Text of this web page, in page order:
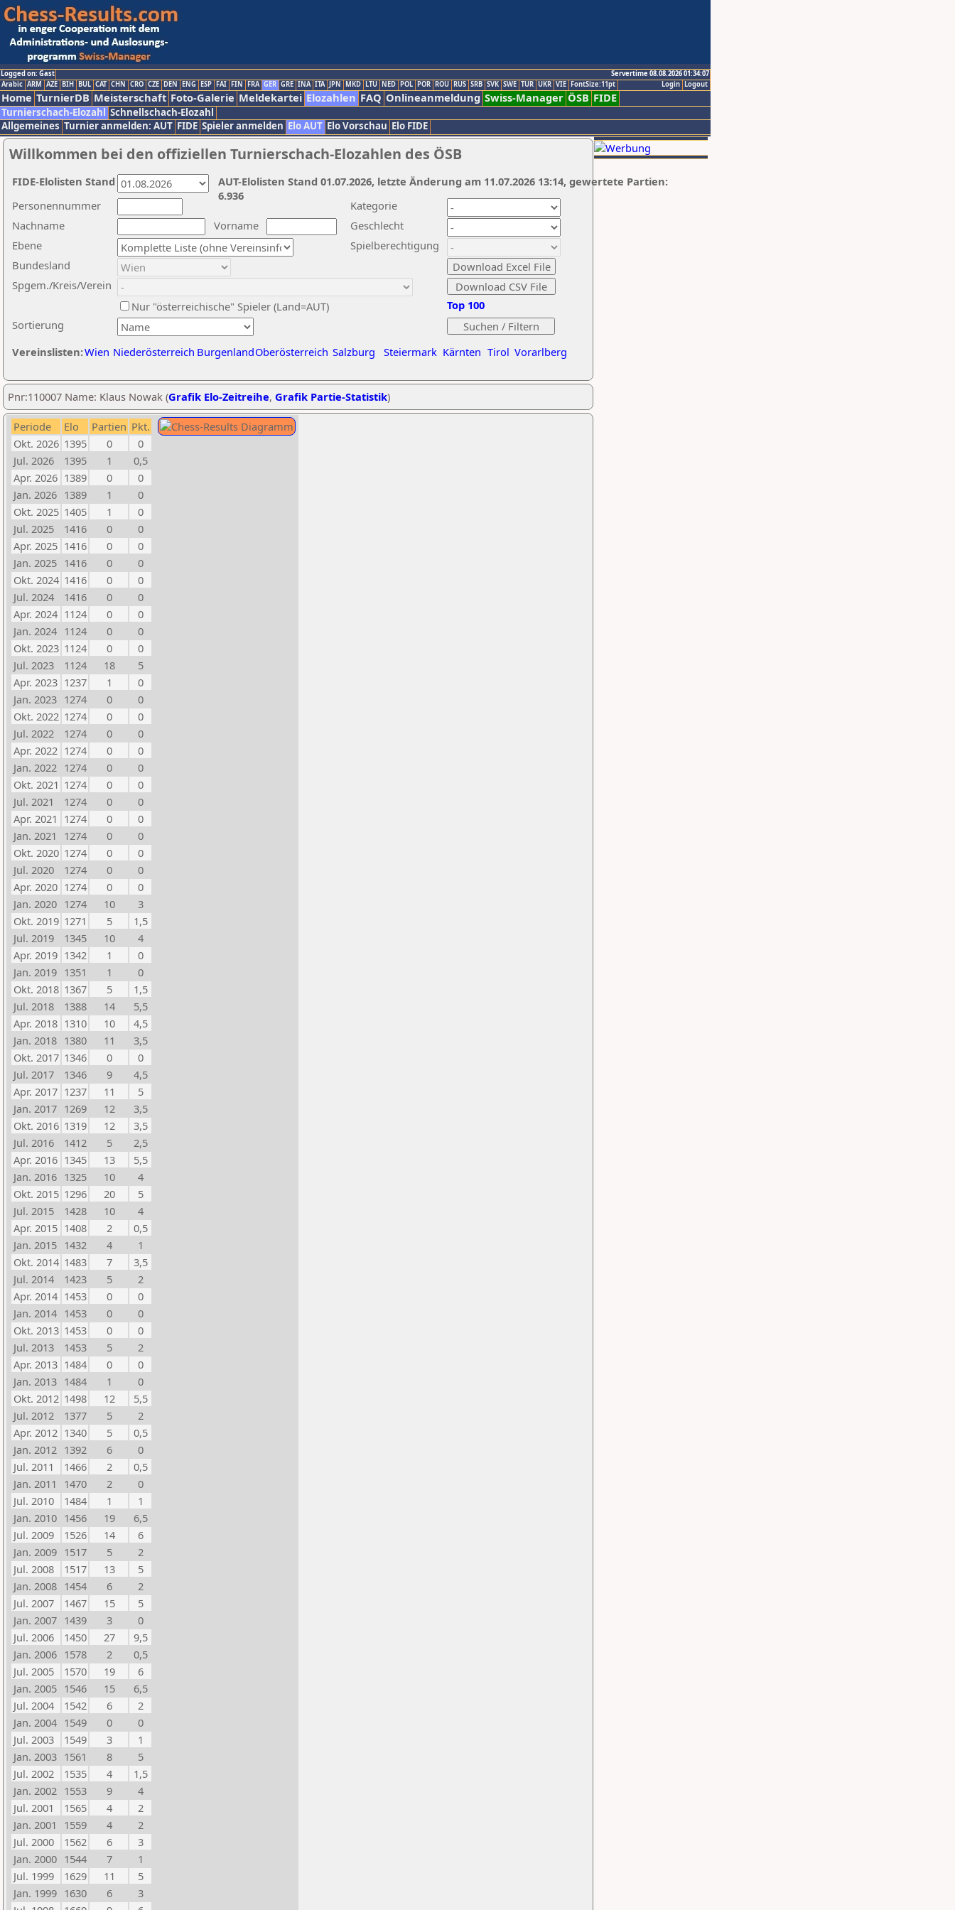
Logged on: Gast
Servertime 08.08.2026 01:34:07
Logout
Login
Arabic ARM AZE BIH BUL CAT CHN CRO CZE DEN ENG ESP FAI FIN FRA GER GRE INA ITA JPN MKD LTU NED POL POR ROU RUS SRB SVK SWE TUR UKR VIE FontSize:11pt
Home TurnierDB Meisterschaft Foto-Galerie Meldekartei Elozahlen FAQ Onlineanmeldung Swiss-Manager ÖSB FIDE
Turnierschach-Elozahl Schnellschach-Elozahl
Allgemeines Turnier anmelden: AUT FIDE Spieler anmelden Elo AUT Elo Vorschau Elo FIDE
Willkommen bei den offiziellen Turnierschach-Elozahlen des ÖSB
Nachname
Vorname
Ebene
Kategorie
Sortierung
Personennummer
Bundesland
Spgem./Kreis/Verein
Geschlecht
Nur "österreichische" Spieler (Land=AUT)
Spielberechtigung
Vereinslisten:Wien Niederösterreich BurgenlandOberösterreich Salzburg Steiermark Kärnten Tirol Vorarlberg
Top 100
AUT-Elolisten Stand 01.07.2026, letzte Änderung am 11.07.2026 13:14, gewertete Partien:
6.936
FIDE-Elolisten Stand
Pnr:110007 Name: Klaus Nowak (Grafik Elo-Zeitreihe, Grafik Partie-Statistik)
Periode Elo Partien Pkt.
Okt. 2026 1395 0
0
Jul. 2026
1395 1
0,5
Apr. 2026 1389 0
0
Jan. 2026 1389 1
0
Okt. 2025 1405 1
0
Jul. 2025
1416 0
0
Apr. 2025 1416 0
0
Jan. 2025 1416 0
0
Okt. 2024 1416 0
0
Jul. 2024
1416 0
0
Apr. 2024 1124 0
0
Jan. 2024 1124 0
0
Okt. 2023 1124 0
0
Jul. 2023
1124 18
5
Apr. 2023 1237 1
0
Jan. 2023 1274 0
0
Okt. 2022 1274 0
0
Jul. 2022
1274 0
0
Apr. 2022 1274 0
0
Jan. 2022 1274 0
0
Okt. 2021 1274 0
0
Jul. 2021
1274 0
0
Apr. 2021 1274 0
0
Jan. 2021
1274 0
0
Okt. 2020 1274 0
0
Jul. 2020
1274 0
0
Apr. 2020 1274 0
0
Jan. 2020 1274 10
3
Okt. 2019 1271 5
1,5
Jul. 2019
1345 10
4
Apr. 2019 1342 1
0
Jan. 2019 1351 1
0
Okt. 2018 1367 5
1,5
Jul. 2018
1388 14
5,5
Apr. 2018 1310 10
4,5
Jan. 2018 1380 11
3,5
Okt. 2017 1346 0
0
Jul. 2017
1346 9
4,5
Apr. 2017 1237 11
5
Jan. 2017 1269 12
3,5
Okt. 2016 1319 12
3,5
Jul. 2016
1412 5
2,5
Apr. 2016 1345 13
5,5
Jan. 2016 1325 10
4
Okt. 2015 1296 20
5
Jul. 2015
1428 10
4
Apr. 2015 1408 2
0,5
Jan. 2015 1432 4
1
Okt. 2014 1483 7
3,5
Jul. 2014
1423 5
2
Apr. 2014 1453 0
0
Jan. 2014 1453 0
0
Okt. 2013 1453 0
0
Jul. 2013
1453 5
2
Apr. 2013 1484 0
0
Jan. 2013 1484 1
0
Okt. 2012 1498 12
5,5
Jul. 2012
1377 5
2
Apr. 2012 1340 5
0,5
Jan. 2012 1392 6
0
Jul. 2011
1466 2
0,5
Jan. 2011
1470 2
0
Jul. 2010
1484 1
1
Jan. 2010 1456 19
6,5
Jul. 2009
1526 14
6
Jan. 2009 1517 5
2
Jul. 2008
1517 13
5
Jan. 2008 1454 6
2
Jul. 2007
1467 15
5
Jan. 2007 1439 3
0
Jul. 2006
1450 27
9,5
Jan. 2006 1578 2
0,5
Jul. 2005
1570 19
6
Jan. 2005 1546 15
6,5
Jul. 2004
1542 6
2
Jan. 2004 1549 0
0
Jul. 2003
1549 3
1
Jan. 2003 1561 8
5
Jul. 2002
1535 4
1,5
Jan. 2002 1553 9
4
Jul. 2001
1565 4
2
Jan. 2001
1559 4
2
Jul. 2000
1562 6
3
Jan. 2000 1544 7
1
Jul. 1999
1629 11
5
Jan. 1999 1630 6
3